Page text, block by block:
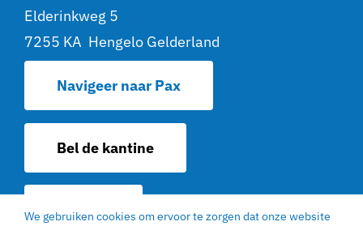
Elderinkweg 5
7255 KA Hengelo Gelderland
Navigeer naar Pax
Bel de kantine
Contact
We gebruiken cookies om ervoor te zorgen dat onze website